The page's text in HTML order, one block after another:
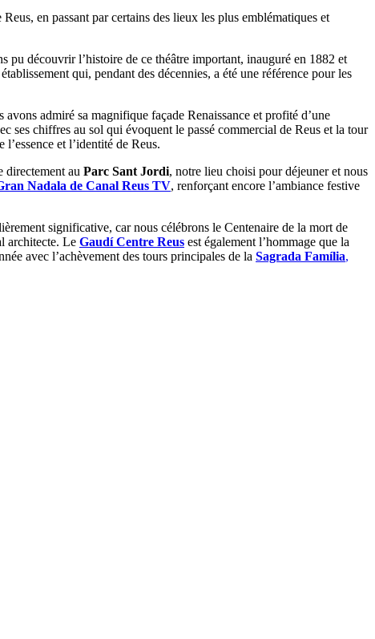
en passant par certains des lieux les plus emblématiques et
pu découvrir l’histoire de ce théâtre important, inauguré en 1882 et
qui, pendant des décennies, a été une référence pour les
admiré sa magnifique façade Renaissance et profité d’une
ses chiffres au sol qui évoquent le passé commercial de Reus et la tour
et l’identité de Reus.
directement au Parc Sant Jordi, notre lieu choisi pour déjeuner et nous
Nadala de Canal Reus TV, renforçant encore l’ambiance festive
significative, car nous célébrons le Centenaire de la mort de
architecte. Le Gaudí Centre Reus est également l’hommage que la
avec l’achèvement des tours principales de la Sagrada Família,